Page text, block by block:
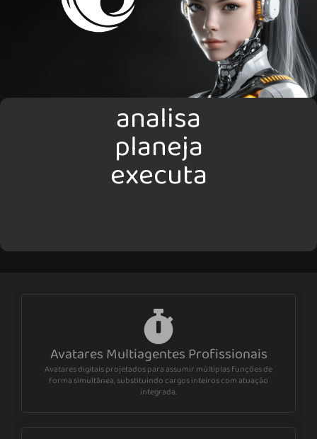
analisa
planeja
executa
Avatares Multiagentes Profissionais
Avatares digitais projetados para assumir múltiplas funções de
forma simultânea, substituindo cargos inteiros com atuação
integrada.